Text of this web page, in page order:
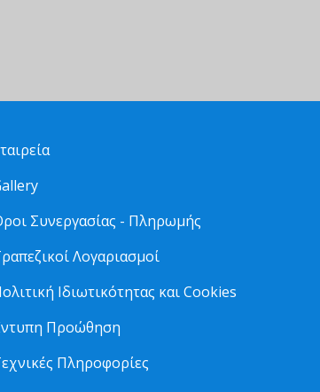
Συνεργασίας - Πληρωμής
Λογαριασμοί
Ιδιωτικότητας και Cookies
Προώθηση
Πληροφορίες